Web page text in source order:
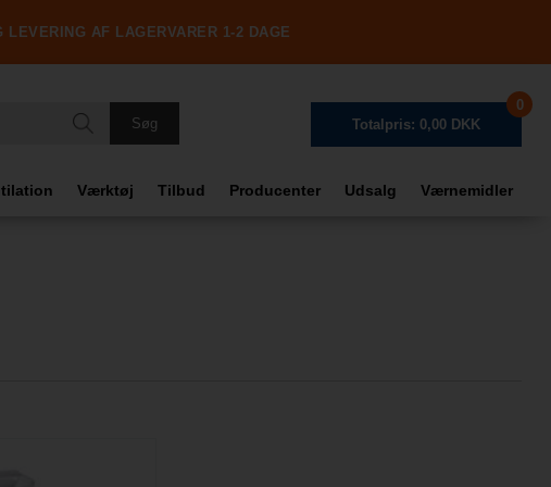
LEVERING AF LAGERVARER 1-2 DAGE
Totalpris: 0,00 DKK
0
Værktøj Tilbud Producenter Udsalg Værnemidler